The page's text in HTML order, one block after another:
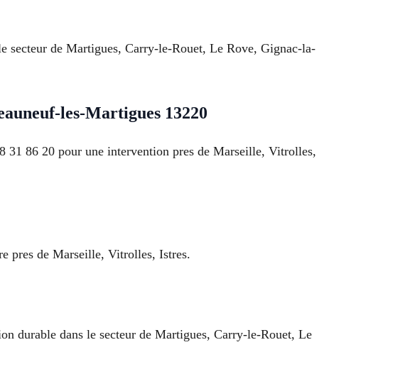
secteur de Martigues, Carry-le-Rouet, Le Rove, Gignac-la-
les-Martigues 13220
31 86 20 pour une intervention pres de Marseille, Vitrolles,
pres de Marseille, Vitrolles, Istres.
durable dans le secteur de Martigues, Carry-le-Rouet, Le